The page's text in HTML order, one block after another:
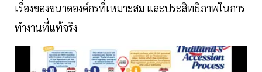
เรื่องของขนาดองค์กรที่เหมาะสม และประสิทธิภาพในการ
ทำงานที่แท้จริง